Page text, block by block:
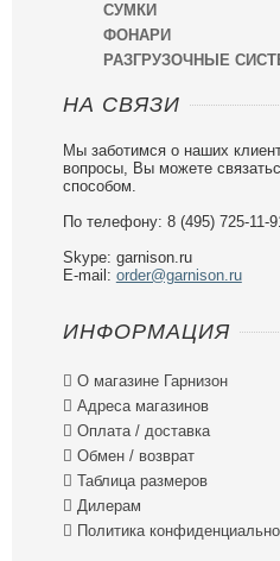
СУМКИ
ФОНАРИ
РАЗГРУЗОЧНЫЕ
НА СВЯЗИ
Мы заботимся о наших
вопросы, Вы можете
способом.
По телефону: 8 (495) 725-11-
Skype: garnison.ru
E-mail: order@garnison.ru
ИНФОРМАЦИЯ
 О магазине Гарнизон
 Адреса магазинов
 Оплата / доставка
 Обмен / возврат
 Таблица размеров
 Дилерам
 Политика